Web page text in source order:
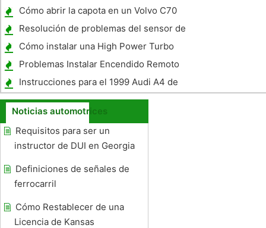
Cómo abrir la capota en un Volvo C70
Resolución de problemas del sensor de
posición del acelerador
Cómo instalar una High Power Turbo
Problemas Instalar Encendido Remoto
Instrucciones para el 1999 Audi A4 de
apertura a distancia
Noticias automotrices
Requisitos para ser un
instructor de DUI en Georgia
Definiciones de señales de
ferrocarril
Cómo Restablecer de una
Licencia de Kansas